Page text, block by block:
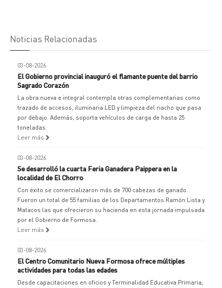
Noticias Relacionadas
03-08-2026
El Gobierno provincial inauguró el flamante puente del barrio
Sagrado Corazón
La obra nueva e integral contempla otras complementarias como
trazado de accesos, iluminaria LED y limpieza del riacho que pasa
por debajo. Además, soporta vehículos de carga de hasta 25
toneladas.
Leer más
03-08-2026
Se desarrolló la cuarta Feria Ganadera Paippera en la
localidad de El Chorro
Con éxito se comercializaron más de 700 cabezas de ganado.
Fueron un total de 55 familias de los Departamentos Ramón Lista y
Matacos las que ofrecieron su hacienda en esta jornada impulsada
por el Gobierno de Formosa.
Leer más
03-08-2026
El Centro Comunitario Nueva Formosa ofrece múltiples
actividades para todas las edades
Desde capacitaciones en oficios y Terminalidad Educativa Primaria,